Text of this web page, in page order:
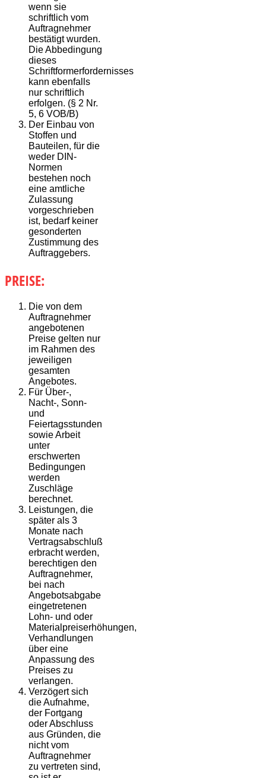
wenn sie
schriftlich vom
Auftragnehmer
bestätigt wurden.
Die Abbedingung
dieses
Schriftformerfordernisses
kann ebenfalls
nur schriftlich
erfolgen. (§ 2 Nr.
5, 6 VOB/B)
Der Einbau von
Stoffen und
Bauteilen, für die
weder DIN-
Normen
bestehen noch
eine amtliche
Zulassung
vorgeschrieben
ist, bedarf keiner
gesonderten
Zustimmung des
Auftraggebers.
PREISE:
Die von dem
Auftragnehmer
angebotenen
Preise gelten nur
im Rahmen des
jeweiligen
gesamten
Angebotes.
Für Über-,
Nacht-, Sonn-
und
Feiertagsstunden
sowie Arbeit
unter
erschwerten
Bedingungen
werden
Zuschläge
berechnet.
Leistungen, die
später als 3
Monate nach
Vertragsabschluß
erbracht werden,
berechtigen den
Auftragnehmer,
bei nach
Angebotsabgabe
eingetretenen
Lohn- und oder
Materialpreiserhöhungen,
Verhandlungen
über eine
Anpassung des
Preises zu
verlangen.
Verzögert sich
die Aufnahme,
der Fortgang
oder Abschluss
aus Gründen, die
nicht vom
Auftragnehmer
zu vertreten sind,